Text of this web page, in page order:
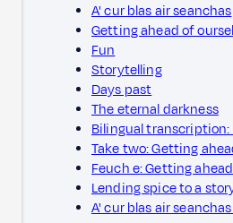
A' cur blas air seanchas
Getting ahead of
Fun
Storytelling
Days past
The eternal darkness
Bilingual
Take two: Getting
Feuch e: Getting
Lending spice to a
A' cur blas air